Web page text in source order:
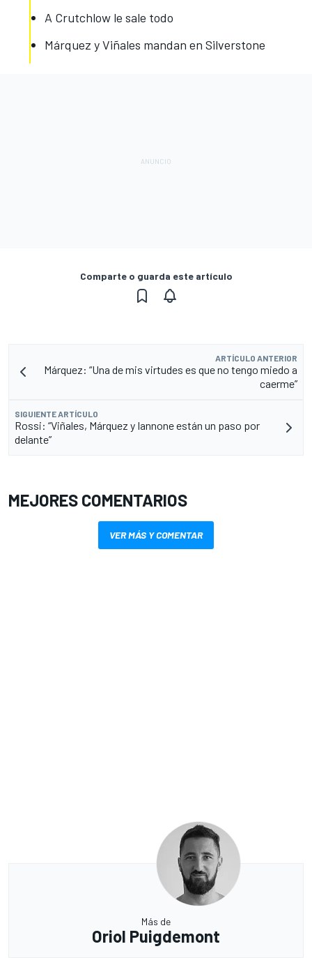
A Crutchlow le sale todo
Márquez y Viñales mandan en Silverstone
Comparte o guarda este artículo
ARTÍCULO ANTERIOR
Márquez: “Una de mis virtudes es que no tengo miedo a
caerme”
SIGUIENTE ARTÍCULO
Rossi: “Viñales, Márquez y Iannone están un paso por
delante”
MEJORES COMENTARIOS
VER MÁS Y COMENTAR
Más de
Oriol Puigdemont